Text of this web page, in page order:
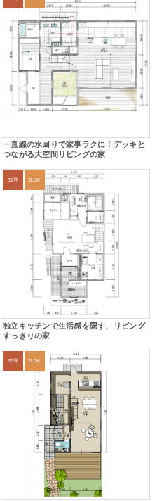
一直線の水回りで家事ラクに！デッキと
つながる大空間リビングの家
32坪 3LDK
独立キッチンで生活感を隠す、リビング
すっきりの家
33坪 2LDK